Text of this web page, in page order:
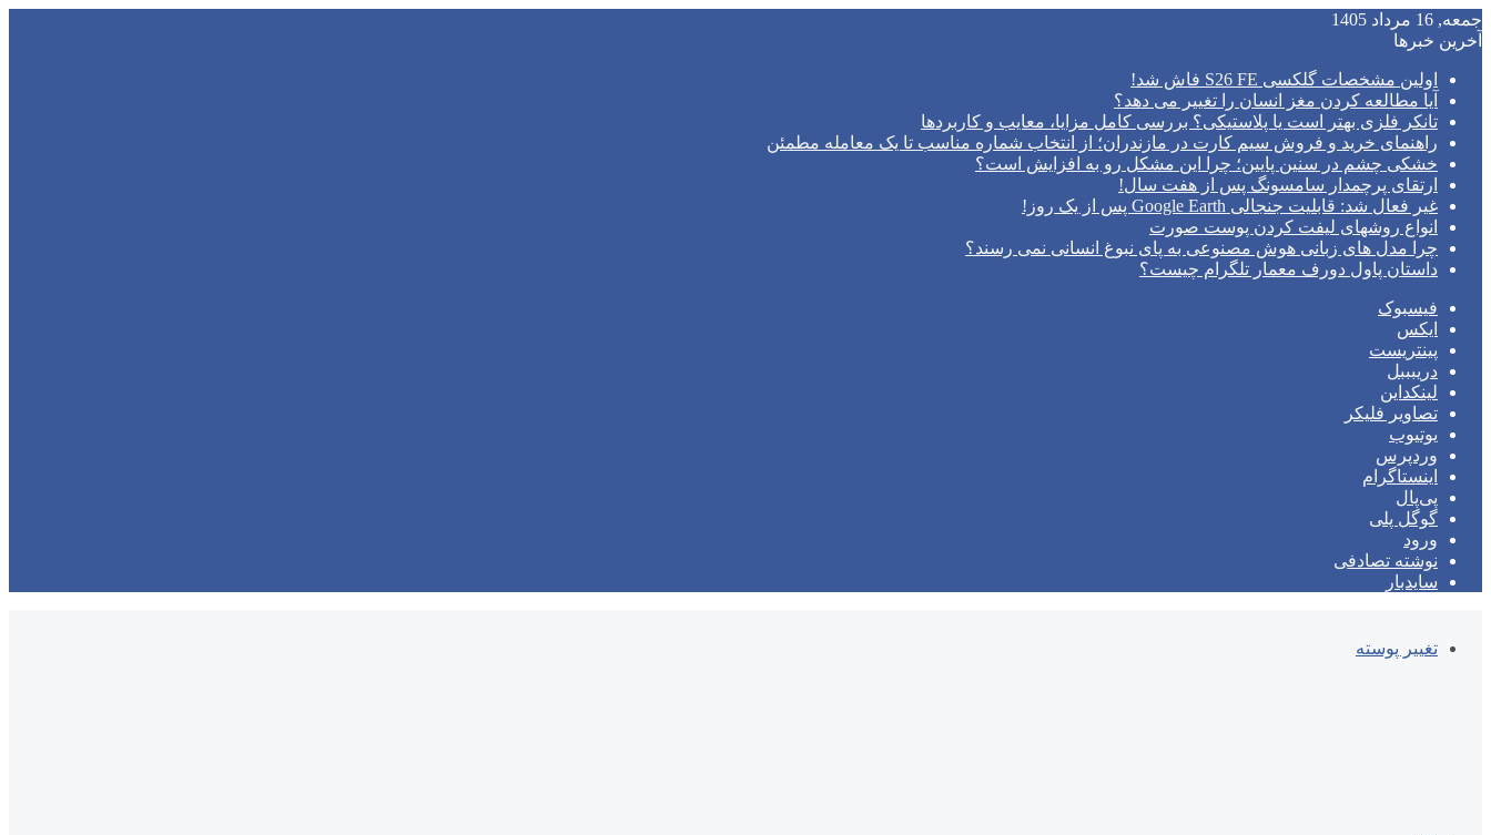
جمعه, 16 مرداد 1405
آخرین خبرها
اولین مشخصات گلکسی S26 FE فاش شد!
آیا مطالعه کردن مغز انسان را تغییر می‌ دهد؟
تانکر فلزی بهتر است یا پلاستیکی؟ بررسی کامل مزایا، معایب و کاربردها
راهنمای خرید و فروش سیم کارت در مازندران؛ از انتخاب شماره مناسب تا یک معامله مطمئن
خشکی چشم در سنین پایین؛ چرا این مشکل رو به افزایش است؟
ارتقای پرچمدار سامسونگ پس از هفت سال!
غیر فعال شد: قابلیت جنجالی Google Earth پس از یک روز!
انواع روشهای لیفت کردن پوست صورت
چرا مدل‌ های زبانی هوش مصنوعی به پای نبوغ انسانی نمی‌ رسند؟
داستان پاول دورف معمار تلگرام چیست؟
فیسبوک
ایکس
پینتریست
دریبببل
لینکداین
تصاویر فلیکر
یوتیوب
وردپرس
اینستاگرام
پی‌پال
گوگل پلی
ورود
نوشته تصادفی
سایدبار
تغییر پوسته